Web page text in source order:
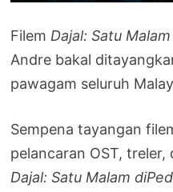
FilemDajal: Satu
Andre bakal
pawagam seluruh
Sempena tayangan
pelancaran OST,
Dajal: Satu Malam